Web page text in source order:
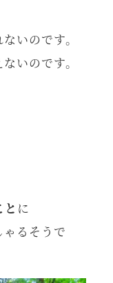
いのです。
いのです。
に
るそうで